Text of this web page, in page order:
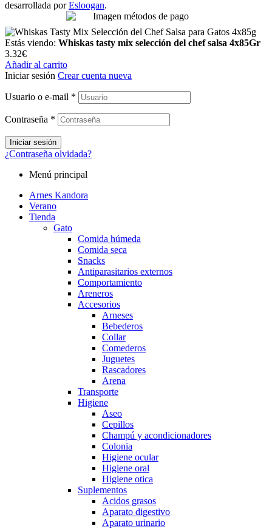
desarrollada porEsloogan.
Estás viendo: Whiskas tasty mix selección del chef salsa 4x85Gr
3.32€
Añadir al carrito
Iniciar sesión Crear cuenta nueva
Usuario o e-mail *
Contraseña *
Iniciar sesión
¿Contraseña olvidada?
Menú principal
Arnes Kandora
Verano
Tienda
Gato
Comida húmeda
Comida seca
Snacks
Antiparasitarios externos
Comportamiento
Areneros
Accesorios
Arneses
Bebederos
Collar
Comederos
Juguetes
Rascadores
Arena
Transporte
Higiene
Aseo
Cepillos
Champú y acondicionadores
Colonia
Higiene ocular
Higiene oral
Higiene otica
Suplementos
Acidos grasos
Aparato digestivo
Aparato urinario